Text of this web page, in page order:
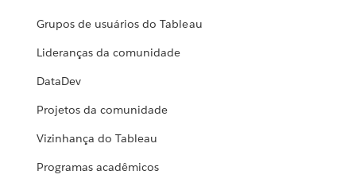
Grupos de usuários do Tableau
Lideranças da comunidade
DataDev
Projetos da comunidade
Vizinhança do Tableau
Programas acadêmicos